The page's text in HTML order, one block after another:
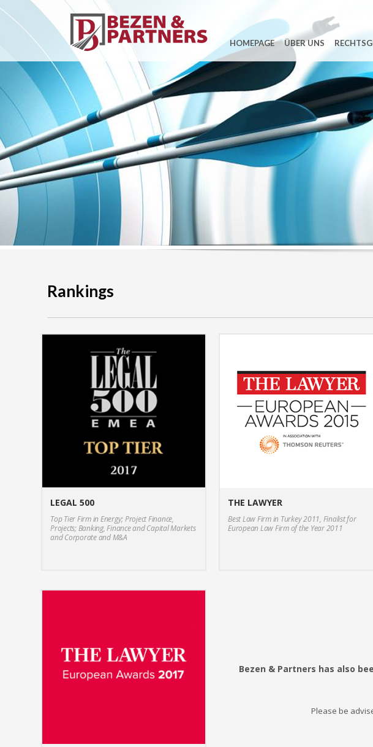
HOMEPAGE ÜBER UNS
Rankings
LEGAL 500
Top Tier Firm in Energy; Project Finance,
Projects; Banking, Finance and Capital Markets
and Corporate and M&A
THE LAWYER
Best Law Firm in Turkey 2011, Finalist for
European Law Firm of the Year 2011
Bezen & Partners has also
Please be